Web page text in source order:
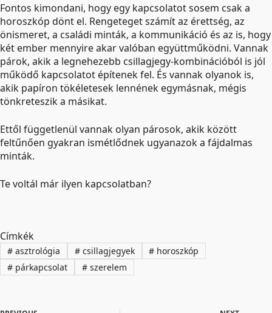
Fontos kimondani, hogy egy kapcsolatot sosem csak a
horoszkóp dönt el. Rengeteget számít az érettség, az
önismeret, a családi minták, a kommunikáció és az is, hogy
két ember mennyire akar valóban együttműködni. Vannak
párok, akik a legnehezebb csillagjegy-kombinációból is jól
működő kapcsolatot építenek fel. És vannak olyanok is,
akik papíron tökéletesek lennének egymásnak, mégis
tönkreteszik a másikat.
Ettől függetlenül vannak olyan párosok, akik között
feltűnően gyakran ismétlődnek ugyanazok a fájdalmas
minták.
Te voltál már ilyen kapcsolatban?
Címkék
#asztrológia #csillagjegyek # horoszkóp
#párkapcsolat #szerelem